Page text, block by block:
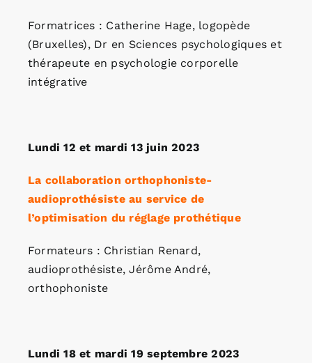
Formatrices : Catherine Hage, logopède
(Bruxelles), Dr en Sciences psychologiques et
thérapeute en psychologie corporelle
intégrative
Lundi 12 et mardi 13 juin 2023
La collaboration orthophoniste-
audioprothésiste au service de
l’optimisation du réglage prothétique
Formateurs : Christian Renard,
audioprothésiste, Jérôme André,
orthophoniste
Lundi 18 et mardi 19 septembre 2023